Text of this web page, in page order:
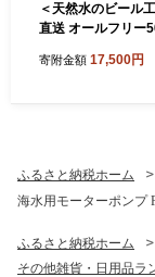
＜天然水のビール
直送 オールフリー
寄附金額 17,500円
ふるさと納税ホーム
海水用モーターポンプ
ふるさと納税ホーム
その他雑貨・日用品ラ